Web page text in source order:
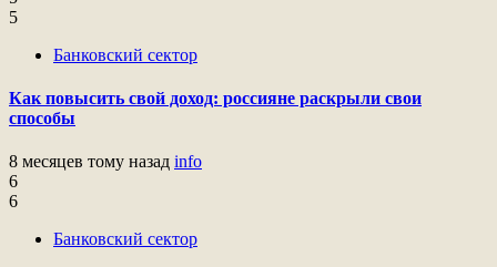
5
Банковский сектор
Как повысить свой доход: россияне раскрыли свои
способы
8 месяцев тому назад info
6
6
Банковский сектор